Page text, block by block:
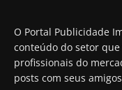
O Portal Publicidade
conteúdo do setor
profissionais do
posts com seus